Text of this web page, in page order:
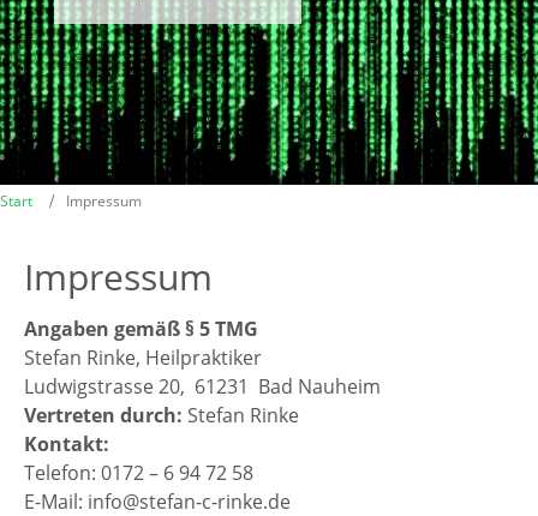
Start Impressum
Impressum
Angaben gemäß § 5 TMG
Stefan Rinke, Heilpraktiker
Ludwigstrasse 20, 61231 Bad Nauheim
Vertreten durch: Stefan Rinke
Kontakt:
Telefon: 0172 – 6 94 72 58
E-Mail: info@stefan-c-rinke.de